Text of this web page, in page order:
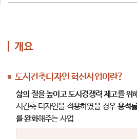
개요
도시건축디자인 혁신사업이란?
삶의 질을 높이고 도시경쟁력 제고를 위
시건축 디자인을 적용하였을 경우용적
를 완화해주는 사업